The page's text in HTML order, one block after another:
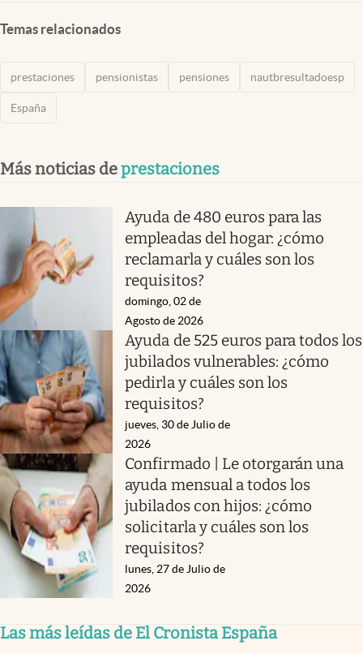
Temas relacionados
prestaciones pensionistas pensiones nautbresultadoesp
España
Más noticias deprestaciones
Ayuda de 480 euros para las
empleadas del hogar: ¿cómo
reclamarla y cuáles son los
requisitos?
domingo, 02 de
Agosto de 2026
Ayuda de 525 euros para todos los
jubilados vulnerables: ¿cómo
pedirla y cuáles son los
requisitos?
jueves, 30 de Julio de
2026
Confirmado | Le otorgarán una
ayuda mensual a todos los
jubilados con hijos: ¿cómo
solicitarla y cuáles son los
requisitos?
lunes, 27 de Julio de
2026
Las más leídas de El Cronista España